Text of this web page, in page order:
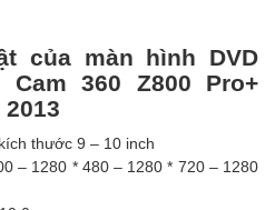
của màn hình DVD
360 Z800 Pro+
thước 9 – 10 inch
– 1280 * 480 – 1280 * 720 – 1280